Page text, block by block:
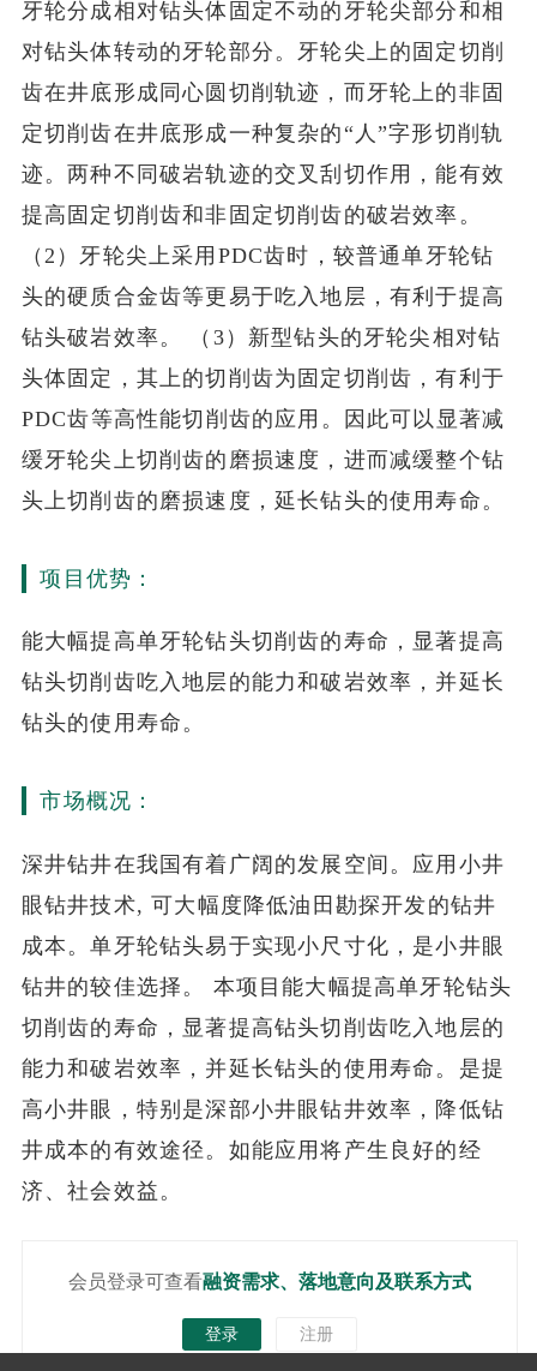
牙轮分成相对钻头体固定不动的牙轮尖部分和相
对钻头体转动的牙轮部分。牙轮尖上的固定切削
齿在井底形成同心圆切削轨迹，而牙轮上的非固
定切削齿在井底形成一种复杂的“人”字形切削轨
迹。两种不同破岩轨迹的交叉刮切作用，能有效
提高固定切削齿和非固定切削齿的破岩效率。
（2）牙轮尖上采用PDC齿时，较普通单牙轮钻
头的硬质合金齿等更易于吃入地层，有利于提高
钻头破岩效率。 （3）新型钻头的牙轮尖相对钻
头体固定，其上的切削齿为固定切削齿，有利于
PDC齿等高性能切削齿的应用。因此可以显著减
缓牙轮尖上切削齿的磨损速度，进而减缓整个钻
头上切削齿的磨损速度，延长钻头的使用寿命。
项目优势：
能大幅提高单牙轮钻头切削齿的寿命，显著提高
钻头切削齿吃入地层的能力和破岩效率，并延长
钻头的使用寿命。
市场概况：
深井钻井在我国有着广阔的发展空间。应用小井
眼钻井技术, 可大幅度降低油田勘探开发的钻井
成本。单牙轮钻头易于实现小尺寸化，是小井眼
钻井的较佳选择。 本项目能大幅提高单牙轮钻头
切削齿的寿命，显著提高钻头切削齿吃入地层的
能力和破岩效率，并延长钻头的使用寿命。是提
高小井眼，特别是深部小井眼钻井效率，降低钻
井成本的有效途径。如能应用将产生良好的经
济、社会效益。
会员登录可查看融资需求、落地意向及联系方式
登录 注册